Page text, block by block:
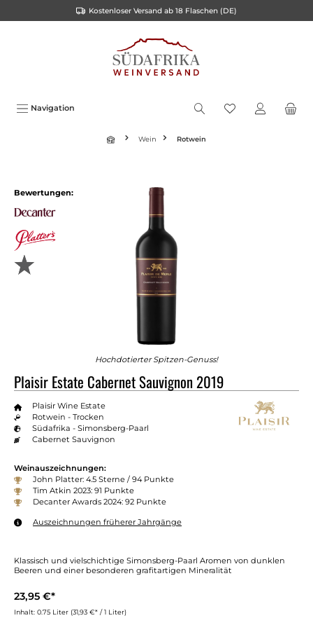
Kostenloser Versand ab 18 Flaschen (DE)
Navigation
Wein Rotwein
Bewertungen:
Hochdotierter Spitzen-Genuss!
Plaisir Estate Cabernet Sauvignon 2019
Plaisir Wine Estate
Rotwein - Trocken
Südafrika - Simonsberg-Paarl
Cabernet Sauvignon
Weinauszeichnungen:
John Platter: 4.5 Sterne / 94 Punkte
Tim Atkin 2023: 91 Punkte
Decanter Awards 2024: 92 Punkte
Auszeichnungen früherer Jahrgänge
Klassisch und vielschichtige Simonsberg-Paarl Aromen von dunklen
Beeren und einer besonderen grafitartigen Mineralität
23,95 €*
Inhalt: 0.75 Liter (31,93 €* / 1 Liter)